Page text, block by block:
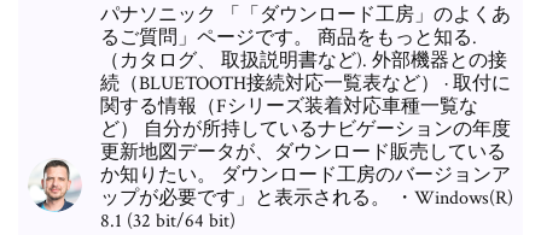
パナソニック 「「ダウンロード工房」のよくあ
るご質問」ページです。 商品をもっと知る.
（カタログ、 取扱説明書など). 外部機器との接
続（BLUETOOTH接続対応一覧表など） · 取付に
関する情報（Fシリーズ装着対応車種一覧な
ど） 自分が所持しているナビゲーションの年度
更新地図データが、ダウンロード販売している
か知りたい。 ダウンロード工房のバージョンア
ップが必要です」と表示される。 ・Windows(R)
8.1 (32 bit/64 bit)